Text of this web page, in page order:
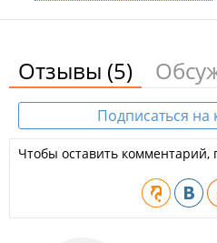
Отзывы (5)
Подписаться
Чтобы оставить комментарий,